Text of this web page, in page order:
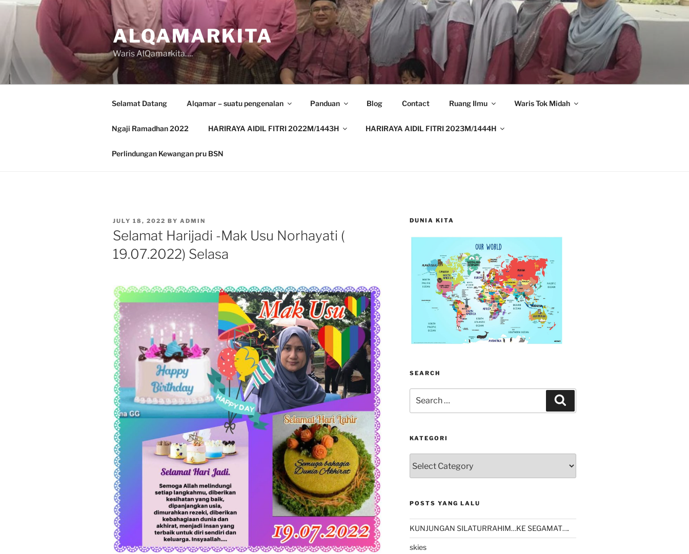
Skip
content
ALQAMARKITA
Waris AlQamarkita….
Selamat Datang Alqamar – suatu pengenalan Panduan Blog Contact Ruang Ilmu Waris Tok Midah
Ngaji Ramadhan 2022 HARIRAYA AIDIL FITRI 2022M/1443H HARIRAYA AIDIL FITRI 2023M/1444H
Perlindungan Kewangan pru BSN
POSTED
ON
JULY 18, 2022 BY ADMIN
Selamat Harijadi -Mak Usu Norhayati (
19.07.2022) Selasa
DUNIA KITA
SEARCH
for:
KATEGORI
POSTS YANG LALU
KUNJUNGAN SILATURRAHIM…KE SEGAMAT….
skies